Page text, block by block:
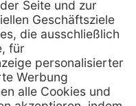
GmbH
Straße 7
43 66